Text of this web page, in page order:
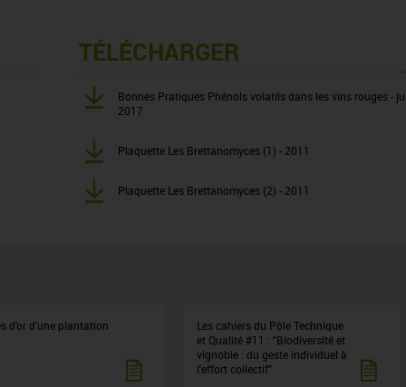
TÉLÉCHARGER
Bonnes Pratiques Phénols volatils dans les vins rouges -
2017
Plaquette Les Brettanomyces (1) - 2011
Plaquette Les Brettanomyces (2) - 2011
d'or d'une plantation
Les cahiers du Pôle Technique
et Qualité #11 : "Biodiversité et
vignoble : du geste individuel à
l'effort collectif"